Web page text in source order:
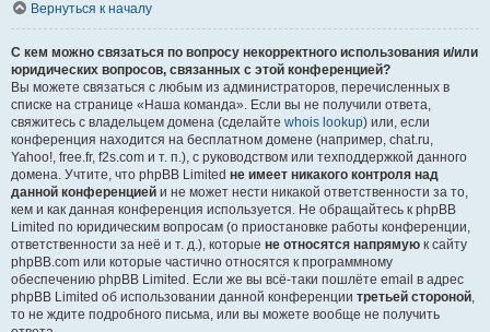
Вернуться к началу
С кем можно связаться по вопросу некорректного использования и/или
юридических вопросов, связанных с этой конференцией?
Вы можете связаться с любым из администраторов, перечисленных в
списке на странице «Наша команда». Если вы не получили ответа,
свяжитесь с владельцем домена (сделайте whois lookup) или, если
конференция находится на бесплатном домене (например, chat.ru,
Yahoo!, free.fr, f2s.com и т. п.), с руководством или техподдержкой данного
домена. Учтите, что phpBB Limited не имеет никакого контроля над
данной конференцией и не может нести никакой ответственности за то,
кем и как данная конференция используется. Не обращайтесь к phpBB
Limited по юридическим вопросам (о приостановке работы конференции,
ответственности за неё и т. д.), которые не относятся напрямую к сайту
phpBB.com или которые частично относятся к программному
обеспечению phpBB Limited. Если же вы всё-таки пошлёте email в адрес
phpBB Limited об использовании данной конференции третьей стороной,
то не ждите подробного письма, или вы можете вообще не получить